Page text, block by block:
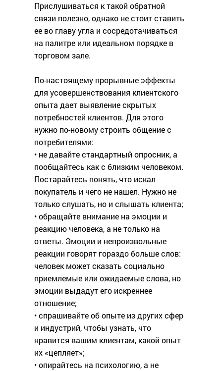
Прислушиваться к такой обратной
связи полезно, однако не стоит ставить
ее во главу угла и сосредотачиваться
на палитре или идеальном порядке в
торговом зале.
По-настоящему прорывные эффекты
для усовершенствования клиентского
опыта дает выявление скрытых
потребностей клиентов. Для этого
нужно по-новому строить общение с
потребителями:
• не давайте стандартный опросник, а
пообщайтесь как с близким человеком.
Постарайтесь понять, что искал
покупатель и чего не нашел. Нужно не
только слушать, но и слышать клиента;
• обращайте внимание на эмоции и
реакцию человека, а не только на
ответы. Эмоции и непроизвольные
реакции говорят гораздо больше слов:
человек может сказать социально
приемлемые или ожидаемые слова, но
эмоции выдадут его искреннее
отношение;
• спрашивайте об опыте из других сфер
и индустрий, чтобы узнать, что
нравится вашим клиентам, какой опыт
их «цепляет»;
• опирайтесь на психологию, а не